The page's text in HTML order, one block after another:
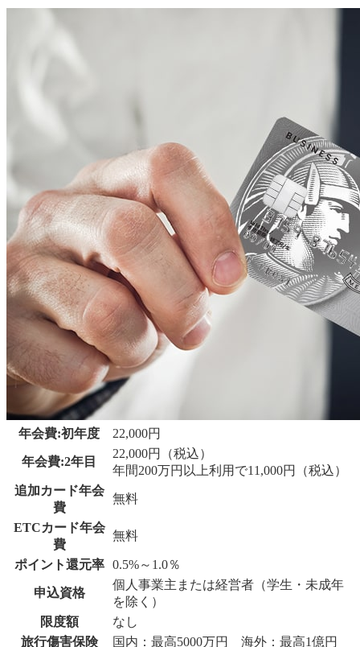
年会費:初年度 22,000円
年会費:2年目
22,000円（税込）
年間200万円以上利用で11,000円（税込）
追加カード年会
費
無料
ETCカード年会
費
無料
ポイント還元率 0.5%～1.0％
申込資格
個人事業主または経営者（学生・未成年
を除く）
限度額
なし
旅行傷害保険
国内：最高5000万円 海外：最高1億円